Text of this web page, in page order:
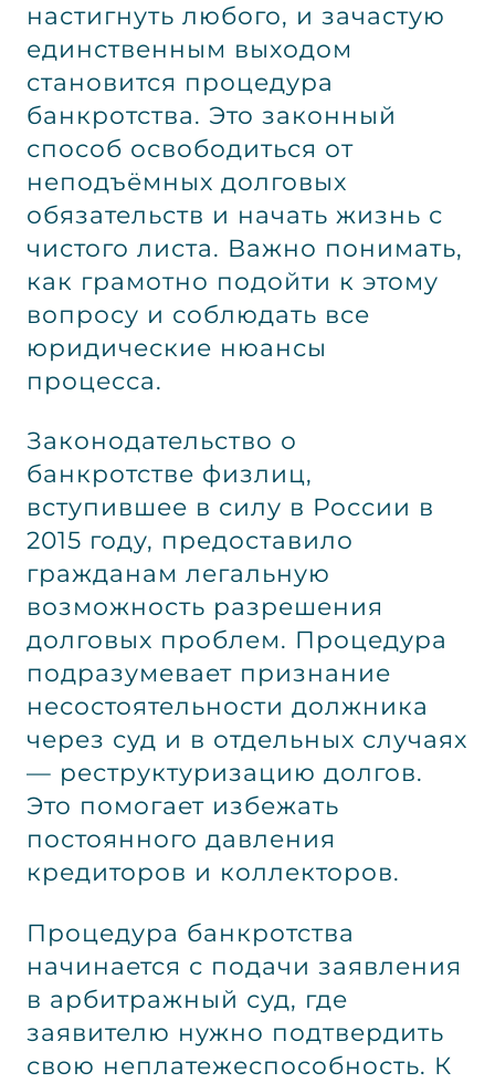
настигнуть любого, и зачастую
единственным выходом
становится процедура
банкротства. Это законный
способ освободиться от
неподъёмных долговых
обязательств и начать жизнь с
чистого листа. Важно понимать,
как грамотно подойти к этому
вопросу и соблюдать все
юридические нюансы
процесса.
Законодательство о
банкротстве физлиц,
вступившее в силу в России в
2015 году, предоставило
гражданам легальную
возможность разрешения
долговых проблем. Процедура
подразумевает признание
несостоятельности должника
через суд и в отдельных случаях
— реструктуризацию долгов.
Это помогает избежать
постоянного давления
кредиторов и коллекторов.
Процедура банкротства
начинается с подачи заявления
в арбитражный суд, где
заявителю нужно подтвердить
свою неплатежеспособность. К